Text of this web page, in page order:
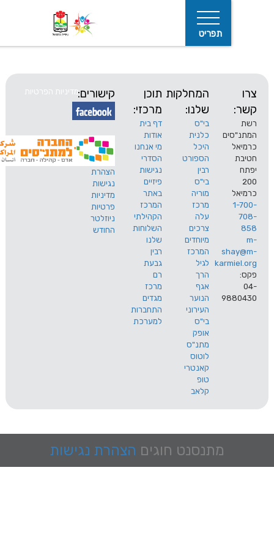
המחלקות
שלנו:
בי"ס
כלנית
היכל
הספורט
רבין
בי"ס
מוריה
מרכז
עלה
צרכים
מיוחדים
המרכז
לגיל
הרך
אגף
הנוער
תוכן
מרכזי:
דף בית
אודות
מי אנחנו
הסדרי
נגישות
פיזיים
באתר
המרכז
הקהילתי
השלוחות
שלנו
רבין
גבעת
רם
מרכז
מגדים
התחברות
למערכת
קישורים:
הצהרת
נגישות
מדיניות
פרטיות
ניוזלטר
החודש
מדיניות הפרטיות
מתנסנט חוגים הצהרת נגישות